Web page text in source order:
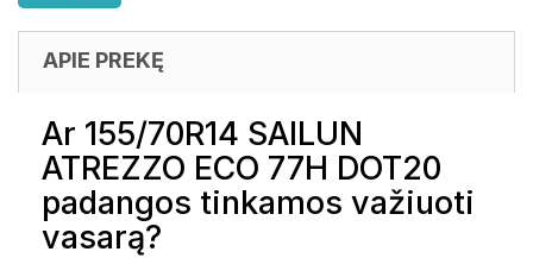
APIE PREKĘ
Ar 155/70R14 SAILUN
ATREZZO ECO 77H DOT20
padangos tinkamos važiuoti
vasarą?